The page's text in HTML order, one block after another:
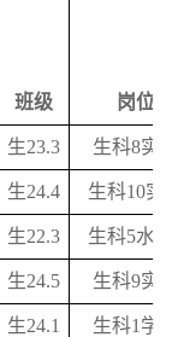
班级 岗位名
生23.3 生科8实验
生24.4 生科10实
生22.3 生科5水产
生24.5 生科9实验
生24.1 生科1学工